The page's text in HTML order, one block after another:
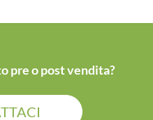
pre o post vendita?